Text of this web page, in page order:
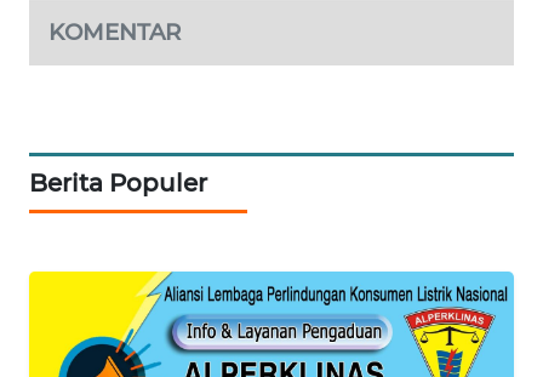
KOMENTAR
Berita Populer
WAHANA
UMKM
SELEB
OTOMOTIF